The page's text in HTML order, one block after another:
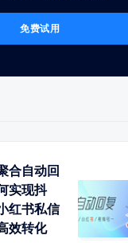
免费试用
合自动回
实现抖
红书私信
效转化